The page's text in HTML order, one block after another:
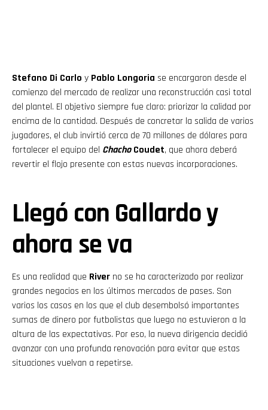
Stefano Di Carlo y Pablo Longoria se encargaron desde el
comienzo del mercado de realizar una reconstrucción casi total
del plantel. El objetivo siempre fue claro: priorizar la calidad por
encima de la cantidad. Después de concretar la salida de varios
jugadores, el club invirtió cerca de 70 millones de dólares para
fortalecer el equipo del ChachoCoudet, que ahora deberá
revertir el flojo presente con estas nuevas incorporaciones.
Llegó con Gallardo y
ahora se va
Es una realidad que River no se ha caracterizado por realizar
grandes negocios en los últimos mercados de pases. Son
varios los casos en los que el club desembolsó importantes
sumas de dinero por futbolistas que luego no estuvieron a la
altura de las expectativas. Por eso, la nueva dirigencia decidió
avanzar con una profunda renovación para evitar que estas
situaciones vuelvan a repetirse.